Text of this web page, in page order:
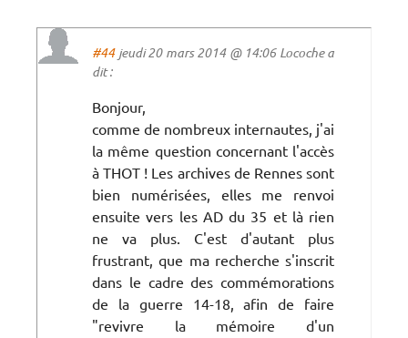
#44jeudi 20 mars 2014 @ 14:06 Locoche a
dit :
Bonjour,
comme de nombreux internautes, j'ai
la même question concernant l'accès
à THOT ! Les archives de Rennes sont
bien numérisées, elles me renvoi
ensuite vers les AD du 35 et là rien
ne va plus. C'est d'autant plus
frustrant, que ma recherche s'inscrit
dans le cadre des commémorations
de la guerre 14-18, afin de faire
"revivre la mémoire d'un